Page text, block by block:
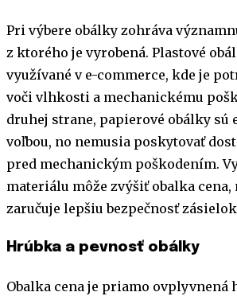
Pri výbere obálky zohráva
z ktorého je vyrobená. Plastové
využívané v e-commerce, kde je
voči vlhkosti a mechanickému
druhej strane, papierové obálky sú
voľbou, no nemusia poskytovať
pred mechanickým poškodením.
materiálu môže zvýšiť obalka cena,
zaručuje lepšiu bezpečnosť
Hrúbka a pevnosť obálky
Obalka cena je priamo ovplyvnená